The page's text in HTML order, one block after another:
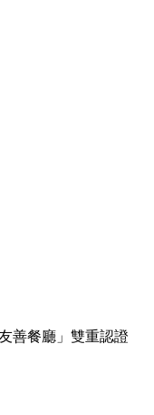
善餐廳」雙重認證